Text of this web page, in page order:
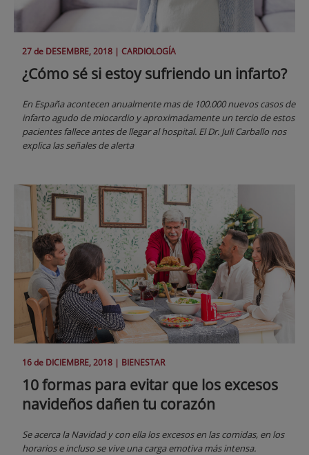
27 de DESEMBRE, 2018 | CARDIOLOGÍA
¿Cómo sé si estoy sufriendo un infarto?
En España acontecen anualmente mas de 100.000 nuevos casos de
infarto agudo de miocardio y aproximadamente un tercio de estos
pacientes fallece antes de llegar al hospital. El Dr. Juli Carballo nos
explica las señales de alerta
16 de DICIEMBRE, 2018 | BIENESTAR
10 formas para evitar que los excesos
navideños dañen tu corazón
Se acerca la Navidad y con ella los excesos en las comidas, en los
horarios e incluso se vive una carga emotiva más intensa.